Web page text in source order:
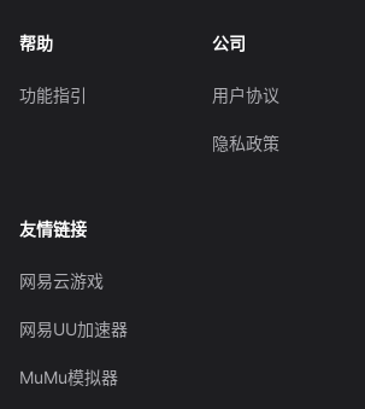
帮助
功能指引
公司
用户协议
隐私政策
友情链接
网易云游戏
网易UU加速器
MuMu模拟器